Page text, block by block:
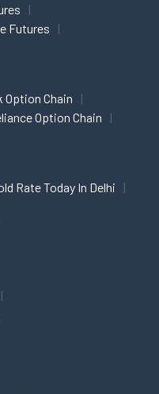
Futures
Option Chain
Option Chain
Rate Today In Delhi